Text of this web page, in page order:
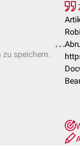
zu speichern.